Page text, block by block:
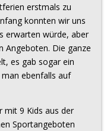
erstmals zu
konnten wir uns
erwarten würde, aber
Angeboten. Die ganze
es gab sogar ein
ebenfalls auf
mit 9 Kids aus der
Sportangeboten